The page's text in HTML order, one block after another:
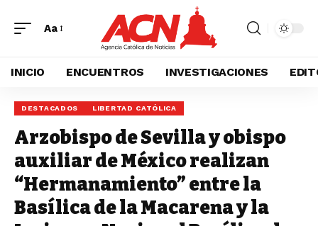
Aa
INICIO ENCUENTROS INVESTIGACIONES
DESTACADOS LIBERTAD CATÓLICA
Arzobispo de Sevilla y obispo
auxiliar de México realizan
“Hermanamiento” entre la
Basílica de la Macarena y la